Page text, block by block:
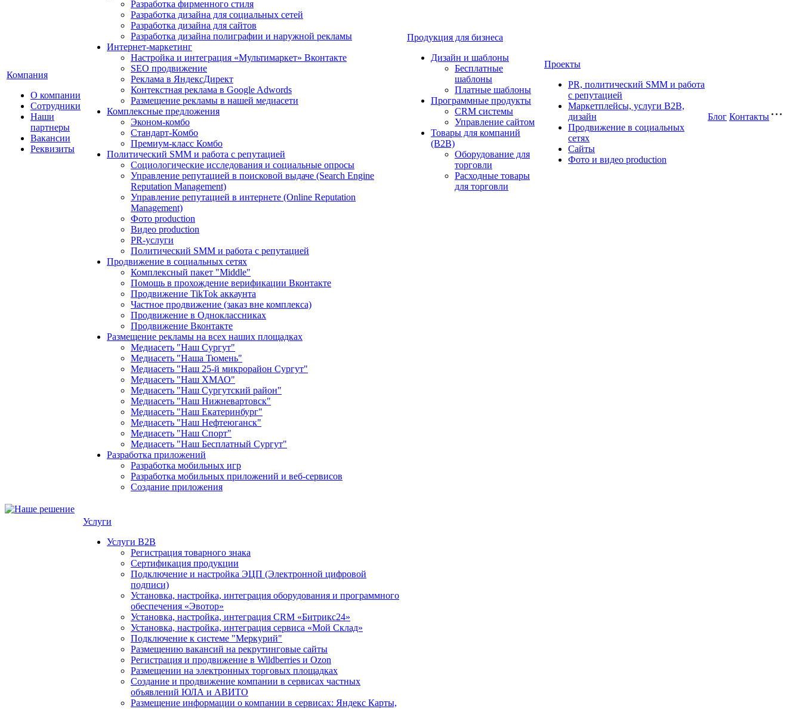
Компания
О компании
Сотрудники
Наши
партнеры
Вакансии
Реквизиты
Разработка фирменного стиля
Разработка дизайна для социальных сетей
Разработка дизайна для сайтов
Разработка дизайна полиграфии и наружной рекламы
Интернет-маркетинг
Настройка и интеграция «Мультимаркет» Вконтакте
SEO продвижение
Реклама в ЯндексДирект
Контекстная реклама в Google Adwords
Размещение рекламы в нашей медиасети
Комплексные предложения
Эконом-комбо
Стандарт-Комбо
Премиум-класс Комбо
Политический SMM и работа с репутацией
Социологические исследования и социальные опросы
Управление репутацией в поисковой выдаче (Search Engine
Reputation Management)
Управление репутацией в интернете (Online Reputation
Management)
Фото production
Видео production
PR-услуги
Политический SMM и работа с репутацией
Продвижение в социальных сетях
Комплексный пакет "Middle"
Помощь в прохождение верификации Вконтакте
Продвижение TikTok аккаунта
Частное продвижение (заказ вне комплекса)
Продвижение в Одноклассниках
Продвижение Вконтакте
Размещение рекламы на всех наших площадках
Медиасеть "Наш Сургут"
Медиасеть "Наша Тюмень"
Медиасеть "Наш 25-й микрорайон Сургут"
Медиасеть "Наш ХМАО"
Медиасеть "Наш Сургутский район"
Медиасеть "Наш Нижневартовск"
Медиасеть "Наш Екатеринбург"
Медиасеть "Наш Нефтеюганск"
Медиасеть "Наш Спорт"
Медиасеть "Наш Бесплатный Сургут"
Разработка приложений
Разработка мобильных игр
Разработка мобильных приложений и веб-сервисов
Создание приложения
Продукция для бизнеса
Дизайн и шаблоны
Бесплатные
шаблоны
Платные шаблоны
Программные продукты
CRM системы
Управление сайтом
Товары для компаний
(B2B)
Оборудование для
торговли
Расходные товары
для торговли
Проекты
PR, политический SMM и работа
с репутацией
Маркетплейсы, услуги B2B,
дизайн
Продвижение в социальных
сетях
Сайты
Фото и видео production
Блог Контакты
Услуги
Услуги B2B
Регистрация товарного знака
Сертификация продукции
Подключение и настройка ЭЦП (Электронной цифровой
подписи)
Установка, настройка, интеграция оборудования и программного
обеспечения «Эвотор»
Установка, настройка, интеграция CRM «Битрикс24»
Установка, настройка, интеграция сервиса «Мой Склад»
Подключение к системе "Меркурий"
Размещению вакансий на рекрутинговые сайты
Регистрация и продвижение в Wildberries и Ozon
Размещении на электронных торговых площадках
Создание и продвижение компании в сервисах частных
объявлений ЮЛА и АВИТО
Размещение информации о компании в сервисах: Яндекс Карты,